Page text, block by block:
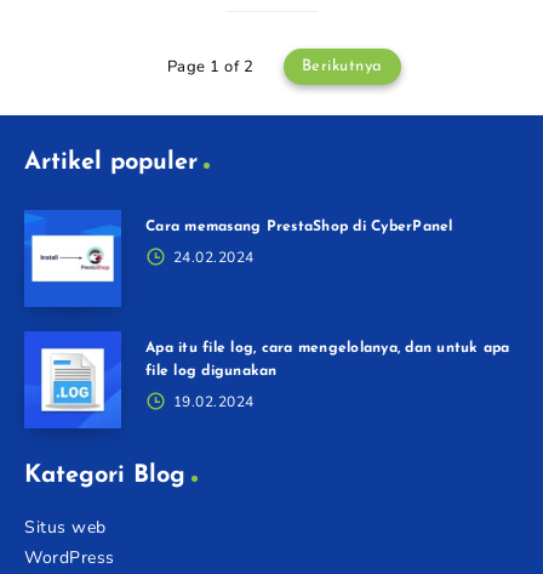
Page 1 of 2 Berikutnya
Artikel populer
Cara memasang PrestaShop di CyberPanel
24.02.2024
Apa itu file log, cara mengelolanya, dan untuk apa
file log digunakan
19.02.2024
Kategori Blog
Situs web
WordPress